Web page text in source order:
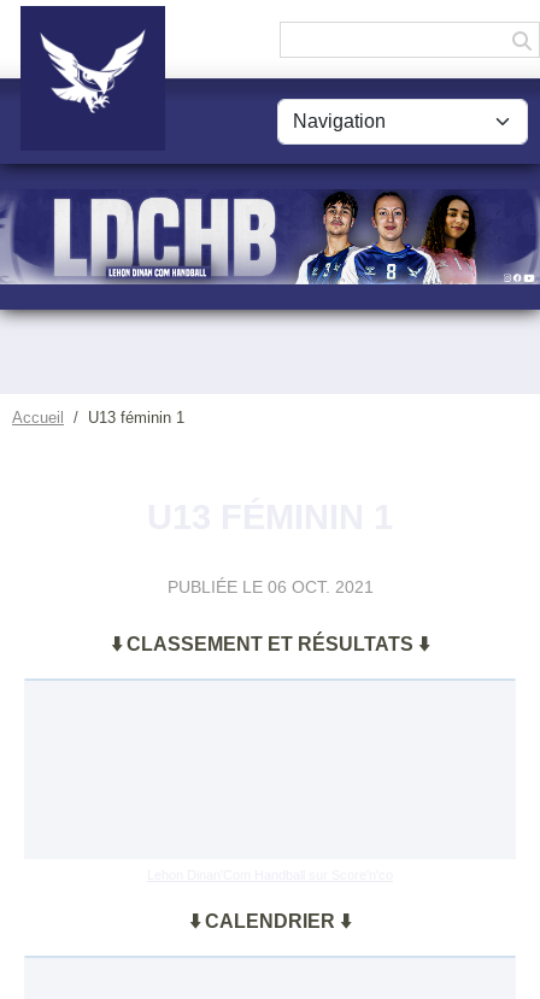
Accueil U13 féminin 1
PUBLIÉE LE 06 OCT. 2021
⬇️ CLASSEMENT ET RÉSULTATS ⬇️
⬇️ CALENDRIER ⬇️